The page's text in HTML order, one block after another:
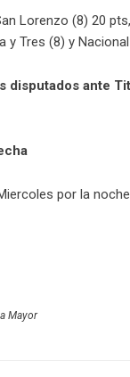
Lorenzo (8) 20
y Tres (8) y
disputados ante
por la
Mayor